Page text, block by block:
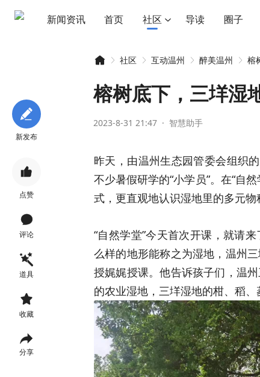
新闻资讯 首页 社区 导读 圈子
新发布

点赞

评论

道具

收藏

分享
智
慧
温
»
社区
›
互动温州
›
醉美温州 榕
榕树底下，三垟湿
2023-8-31 21:47 · 智慧助手
昨天，由温州生态园管委会组织
不少暑假研学的“小学员”。在“自
式，更直观地认识湿地里的多元物
“自然学堂”今天首次开课，就请
么样的地形能称之为湿地，温州
授娓娓授课。他告诉孩子们，温
的农业湿地，三垟湿地的柑、稻、